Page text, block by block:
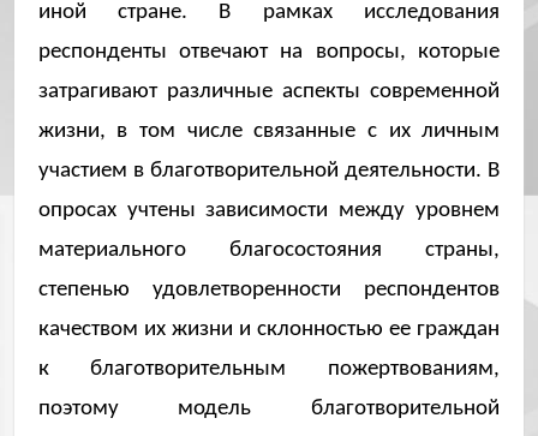
иной стране. В рамках исследования
респонденты отвечают на вопросы, которые
затрагивают различные аспекты современной
жизни, в том числе связанные с их личным
участием в благотворительной деятельности. В
опросах учтены зависимости между уровнем
материального благосостояния страны,
степенью удовлетворенности респондентов
качеством их жизни и склонностью ее граждан
к благотворительным пожертвованиям,
поэтому модель благотворительной